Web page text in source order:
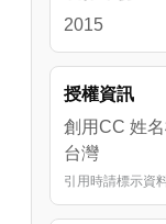
2015
授權資訊
創用CC 姓
台灣
引用時請標示資